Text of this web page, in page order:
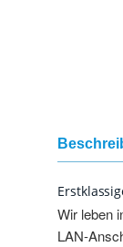
weitere
Wir leben
LAN-